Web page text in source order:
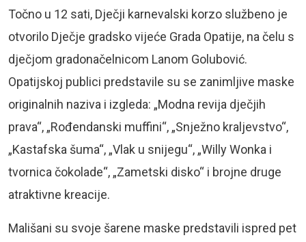
Točno u 12 sati, Dječji karnevalski korzo službeno je
otvorilo Dječje gradsko vijeće Grada Opatije, na čelu s
dječjom gradonačelnicom Lanom Golubović.
Opatijskoj publici predstavile su se zanimljive maske
originalnih naziva i izgleda: „Modna revija dječjih
prava“, „Rođendanski muffini“, „Snježno kraljevstvo“,
„Kastafska šuma“, „Vlak u snijegu“, „Willy Wonka i
tvornica čokolade“, „Zametski disko“ i brojne druge
atraktivne kreacije.
Mališani su svoje šarene maske predstavili ispred pet